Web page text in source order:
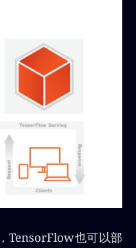
TensorFlow也可以部